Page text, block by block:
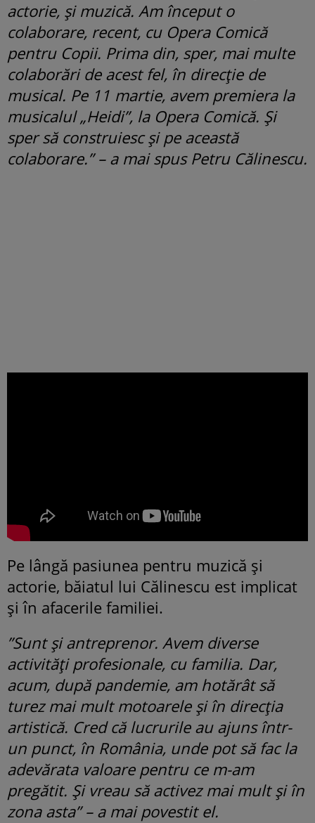
actorie, și muzică. Am început o
colaborare, recent, cu Opera Comică
pentru Copii. Prima din, sper, mai multe
colaborări de acest fel, în direcție de
musical. Pe 11 martie, avem premiera la
musicalul „Heidi”, la Opera Comică. Și
sper să construiesc și pe această
colaborare.” – a mai spus Petru Călinescu.
Pe lângă pasiunea pentru muzică și
actorie, băiatul lui Călinescu est implicat
și în afacerile familiei.
”Sunt și antreprenor. Avem diverse
activități profesionale, cu familia. Dar,
acum, după pandemie, am hotărât să
turez mai mult motoarele și în direcția
artistică. Cred că lucrurile au ajuns într-
un punct, în România, unde pot să fac la
adevărata valoare pentru ce m-am
pregătit. Și vreau să activez mai mult și în
zona asta” – a mai povestit el.